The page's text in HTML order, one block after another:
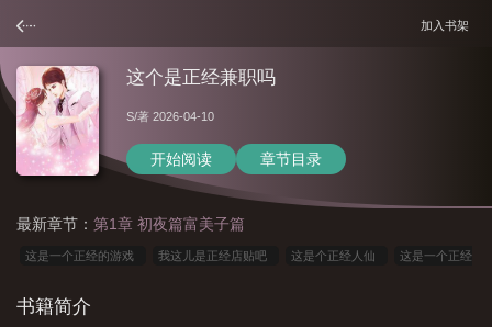
加入书架
这个是正经兼职吗
S/著 2026-04-10
开始阅读 章节目录
最新章节： 第1章 初夜篇富美子篇
这是一个正经的游戏 我这儿是正经店贴吧 这是个正经人仙 这是一个正经
学吗by宗年笔趣阁
书籍简介